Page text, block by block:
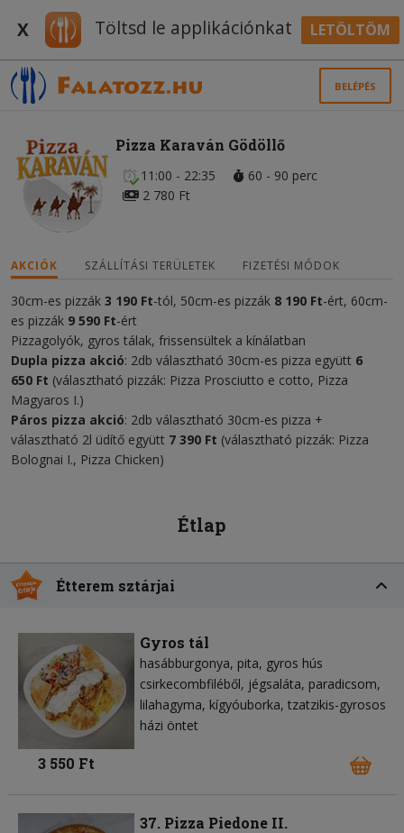
X Töltsd le applikációnkat LETÖLTÖM
BELÉPÉS
Pizza Karaván Gödöllő
11:00 - 22:35
60 - 90 perc
2 780 Ft
AKCIÓK SZÁLLÍTÁSI TERÜLETEK FIZETÉSI MÓDOK
30cm-es pizzák 3 190 Ft-tól, 50cm-es pizzák 8 190 Ft-ért, 60cm-
es pizzák 9 590 Ft-ért
Pizzagolyók, gyros tálak, frissensültek a kínálatban
Dupla pizza akció: 2db választható 30cm-es pizza együtt 6
650 Ft (választható pizzák: Pizza Prosciutto e cotto, Pizza
Magyaros I.)
Páros pizza akció: 2db választható 30cm-es pizza +
választható 2l üdítő együtt 7 390 Ft (választható pizzák: Pizza
Bolognai I., Pizza Chicken)
Étlap
Étterem sztárjai
Gyros tál
hasábburgonya pita gyros hús
csirkecombfiléből jégsaláta paradicsom
lilahagyma kígyóuborka tzatzikis-gyrosos
házi öntet
3 550 Ft
37. Pizza Piedone II.